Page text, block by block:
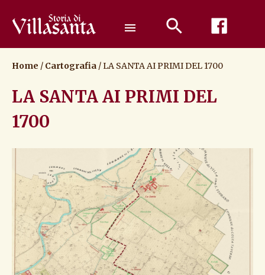
contenuto
menu
Home / Cartografia /LA SANTA AI PRIMI DEL 1700
LA SANTA AI PRIMI DEL
1700